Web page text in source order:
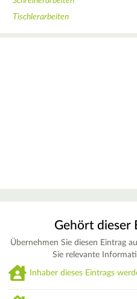
Tischlerarbeiten
Gehört dieser
Übernehmen Sie diesen Eintrag
Sie relevante
Inhaber dieses Eintrags